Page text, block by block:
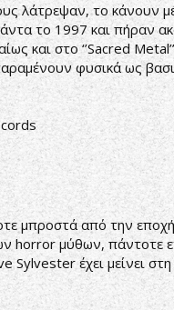
λάτρεψαν, το κάνουν
το 1997 και
και στο ‘’Sacred
φυσικά ως
μπροστά από την εποχή
horror μύθων, πάντοτε
Sylvester έχει μείνει